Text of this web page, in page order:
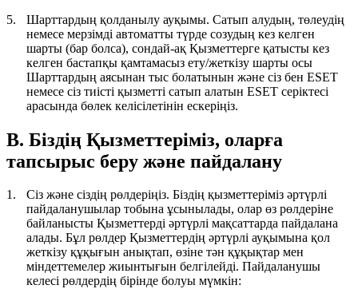
5.
Шарттардың қолданылу ауқымы. Сатып алудың, төлеудің
немесе мерзімді автоматты түрде созудың кез келген
шарты (бар болса), сондай-ақ Қызметтерге қатысты кез
келген бастапқы қамтамасыз ету/жеткізу шарты осы
Шарттардың аясынан тыс болатынын және сіз бен ESET
немесе сіз тиісті қызметті сатып алатын ESET серіктесі
арасында бөлек келісілетінін ескеріңіз.
B. Біздің Қызметтеріміз, оларға
тапсырыс беру және пайдалану
1. Сіз және сіздің рөлдеріңіз. Біздің қызметтеріміз әртүрлі
пайдаланушылар тобына ұсынылады, олар өз рөлдеріне
байланысты Қызметтерді әртүрлі мақсаттарда пайдалана
алады. Бұл рөлдер Қызметтердің әртүрлі ауқымына қол
жеткізу құқығын анықтап, өзіне тән құқықтар мен
міндеттемелер жиынтығын белгілейді. Пайдаланушы
келесі рөлдердің бірінде болуы мүмкін: